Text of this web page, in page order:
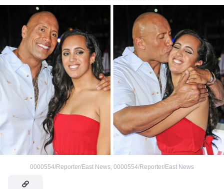
0000554/Reporter/East News 0000554/Reporter/East News